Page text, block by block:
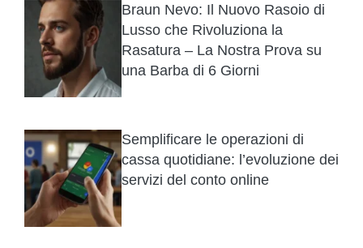
Braun Nevo: Il Nuovo Rasoio di
Lusso che Rivoluziona la
Rasatura – La Nostra Prova su
una Barba di 6 Giorni
Semplificare le operazioni di
cassa quotidiane: l’evoluzione dei
servizi del conto online